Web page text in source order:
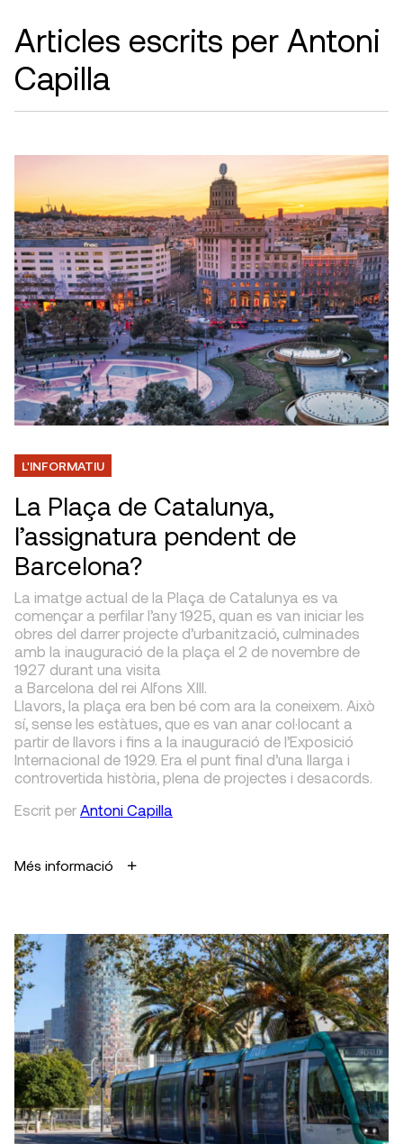
Articles escrits per Antoni
Capilla
L'INFORMATIU
La Plaça de Catalunya,
l’assignatura pendent de
Barcelona?
La imatge actual de la Plaça de Catalunya es va
començar a perfilar l’any 1925, quan es van iniciar les
obres del darrer projecte d’urbanització, culminades
amb la inauguració de la plaça el 2 de novembre de
1927 durant una visita
a Barcelona del rei Alfons XIII.
Llavors, la plaça era ben bé com ara la coneixem. Això
sí, sense les estàtues, que es van anar col·locant a
partir de llavors i fins a la inauguració de l’Exposició
Internacional de 1929. Era el punt final d’una llarga i
controvertida història, plena de projectes i desacords.
Escrit per Antoni Capilla
Més informació